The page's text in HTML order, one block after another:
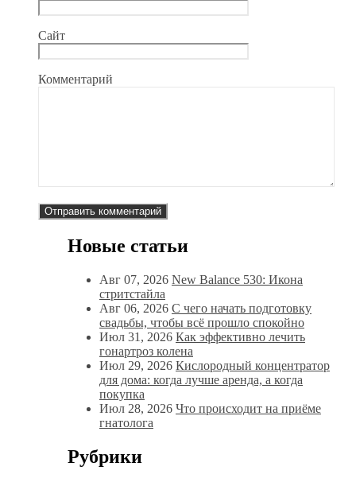
Сайт
Комментарий
Новые статьи
Авг 07, 2026 New Balance 530: Икона
стритстайла
Авг 06, 2026 С чего начать подготовку
свадьбы, чтобы всё прошло спокойно
Июл 31, 2026 Как эффективно лечить
гонартроз колена
Июл 29, 2026 Кислородный концентратор
для дома: когда лучше аренда, а когда
покупка
Июл 28, 2026 Что происходит на приёме
гнатолога
Рубрики